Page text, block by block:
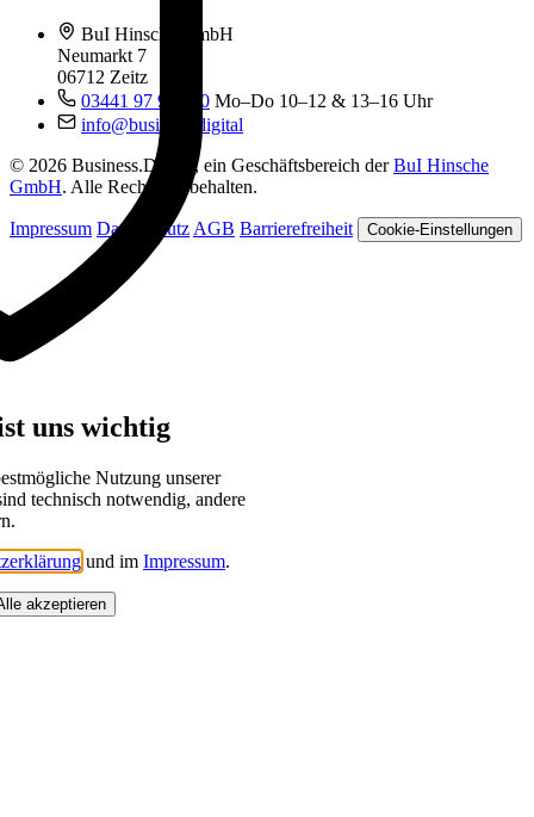
BuI Hinsche GmbH
Neumarkt 7
06712 Zeitz
03441 97 99 060 Mo–Do 10–12 & 13–16 Uhr
info@business.digital
© 2026 Business.Digital, ein Geschäftsbereich derBuI Hinsche
GmbH. Alle Rechte vorbehalten.
Impressum Datenschutz AGB Barrierefreiheit Cookie-Einstellungen
uns wichtig
Nutzung unserer
technisch notwendig, andere
und im Impressum.
akzeptieren